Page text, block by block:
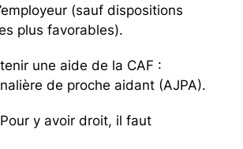
(sauf dispositions
plus favorables).
une aide de la CAF :
de proche aidant (AJPA).
y avoir droit, il faut